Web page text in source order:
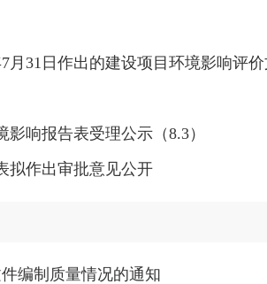
月31日作出的建设项目环境影响评
响报告表受理公示（8.3）
拟作出审批意见公开
编制质量情况的通知